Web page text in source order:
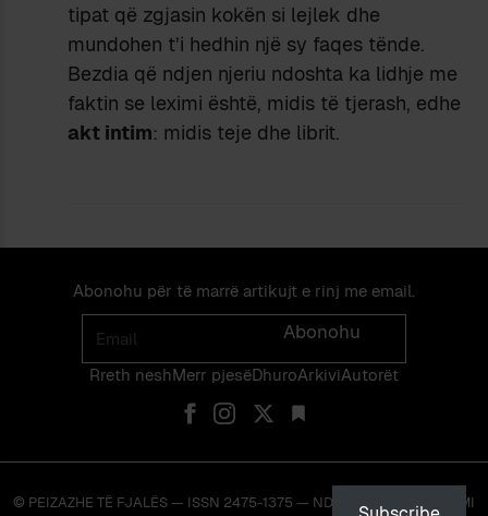
tipat që zgjasin kokën si lejlek dhe
mundohen t’i hedhin një sy faqes tënde.
Bezdia që ndjen njeriu ndoshta ka lidhje me
faktin se leximi është, midis të tjerash, edhe
akt intim: midis teje dhe librit.
Abonohu për të marrë artikujt e rinj me email.
Email
Abonohu
Rreth neshMerr pjes​​ë​DhuroArkiviAutorët
© PEIZAZHE TË FJALËS — ISSN 2475-1375 — NDALOHET RIPRODHIMI